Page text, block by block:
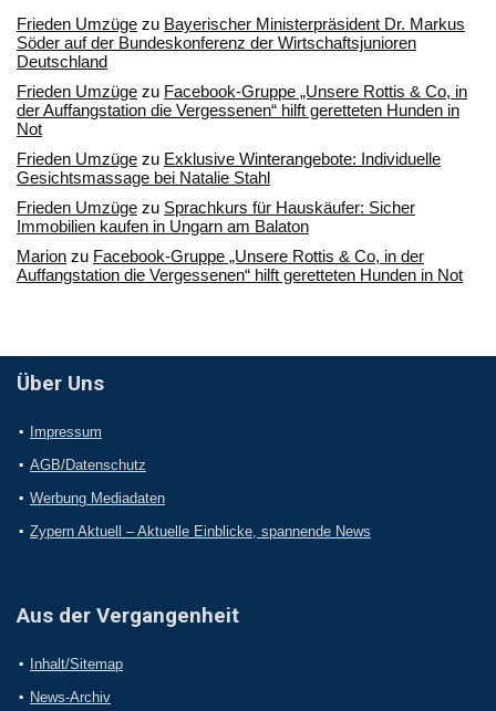
Frieden Umzüge zu Bayerischer Ministerpräsident Dr. Markus
Söder auf der Bundeskonferenz der Wirtschaftsjunioren
Deutschland
Frieden Umzüge zu Facebook-Gruppe „Unsere Rottis & Co, in
der Auffangstation die Vergessenen“ hilft geretteten Hunden in
Not
Frieden Umzüge zu Exklusive Winterangebote: Individuelle
Gesichtsmassage bei Natalie Stahl
Frieden Umzüge zu Sprachkurs für Hauskäufer: Sicher
Immobilien kaufen in Ungarn am Balaton
Marion zu Facebook-Gruppe „Unsere Rottis & Co, in der
Auffangstation die Vergessenen“ hilft geretteten Hunden in Not
Über Uns
Impressum
AGB/Datenschutz
Werbung Mediadaten
Zypern Aktuell – Aktuelle Einblicke, spannende News
Aus der Vergangenheit
Inhalt/Sitemap
News-Archiv